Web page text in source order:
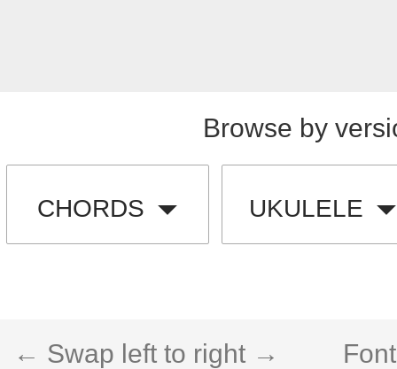
Browse by
CHORDS UKULELE
← Swap left to right →